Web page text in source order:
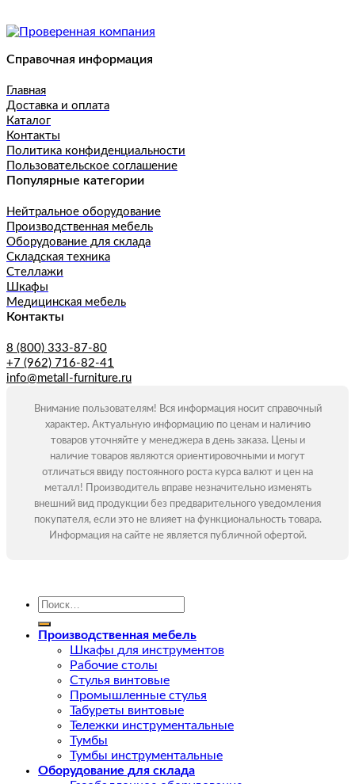
Справочная информация
Главная
Доставка и оплата
Каталог
Контакты
Политика конфиденциальности
Пользовательское соглашение
Популярные категории
Нейтральное оборудование
Производственная мебель
Оборудование для склада
Складская техника
Стеллажи
Шкафы
Медицинская мебель
Контакты
8 (800) 333-87-80
+7 (962) 716-82-41
info@metall-furniture.ru
Внимание пользователям! Вся информация носит справочный
характер. Актуальную информацию по ценам и наличию
товаров уточняйте у менеджера в день заказа. Цены и
наличие товаров являются ориентировочными и могут
отличаться ввиду постоянного роста курса валют и цен на
металл! Производитель вправе незначительно изменять
внешний вид продукции без предварительного уведомления
покупателя, если это не влияет на функциональность товара.
Информация на сайте не является публичной офертой.
Искать:
Производственная мебель
Шкафы для инструментов
Рабочие столы
Стулья винтовые
Промышленные стулья
Табуреты винтовые
Тележки инструментальные
Тумбы
Тумбы инструментальные
Оборудование для склада